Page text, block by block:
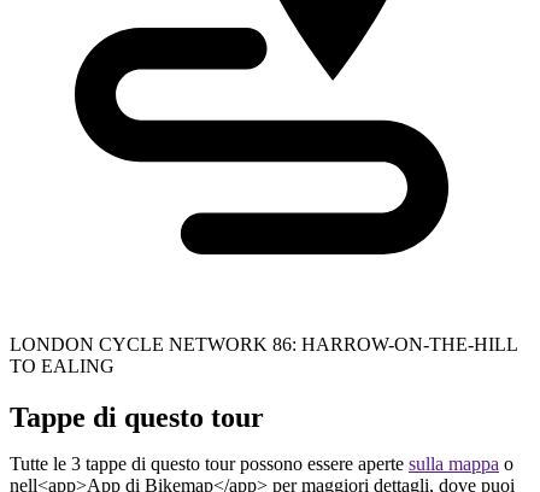
LONDON CYCLE NETWORK 86: HARROW-ON-THE-HILL
TO EALING
Tappe di questo tour
Tutte le 3 tappe di questo tour possono essere aperte sulla mappa o
nell<app>App di Bikemap</app> per maggiori dettagli, dove puoi